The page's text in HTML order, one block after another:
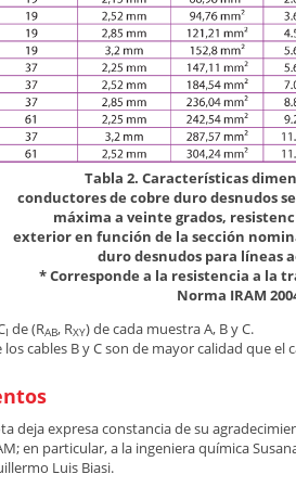
Tabla 2. Características
conductores de cobre duro desnudos
máxima a veinte grados,
exterior en función de la sección
duro desnudos para líneas
* Corresponde a la resistencia a la
Norma IRAM
I de (RAB, RXY) de cada muestra A, B y C.
cables B y C son de mayor calidad que el
deja expresa constancia de su
en particular, a la ingeniera química
Luis Biasi.